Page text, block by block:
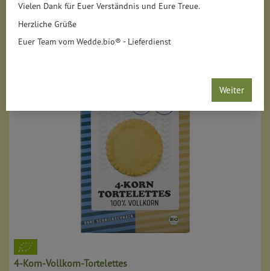
Vielen Dank für Euer Verständnis und Eure Treue.
Herzliche Grüße
Euer Team vom Wedde.bio® - Lieferdienst
Weiter
4-Korn-Vollkorn-Tortelettes